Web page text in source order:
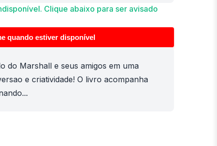
Clique abaixo para ser avisado
quando estiver disponível
do Marshall e seus amigos em uma
e criatividade! O livro acompanha